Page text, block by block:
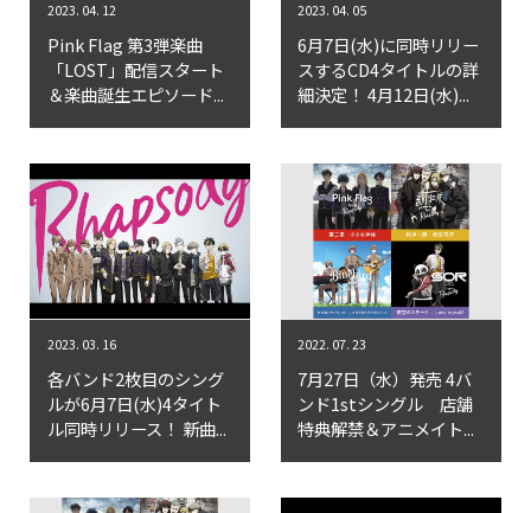
2023. 04. 12
Pink Flag 第3弾楽曲
「LOST」配信スタート
＆楽曲誕生エピソード...
2023. 04. 05
6月7日(水)に同時リリー
スするCD4タイトルの詳
細決定！ 4月12日(水)...
2023. 03. 16
各バンド2枚目のシング
ルが6月7日(水)4タイト
ル同時リリース！ 新曲...
2022. 07. 23
7月27日（水）発売 4バ
ンド1stシングル 店舗
特典解禁＆アニメイト...